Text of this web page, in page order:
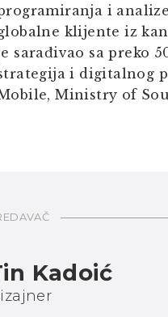
i
klijente iz
sarađivao sa preko
i digitalnog
Ministry of
Kadoić